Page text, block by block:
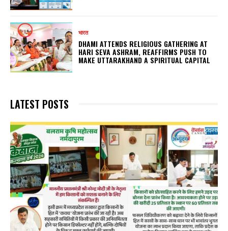
भारत
DHAMI ATTENDS RELIGIOUS GATHERING AT
HARI SEVA ASHRAM, REAFFIRMS PUSH TO
MAKE UTTARAKHAND A SPIRITUAL CAPITAL
LATEST POSTS